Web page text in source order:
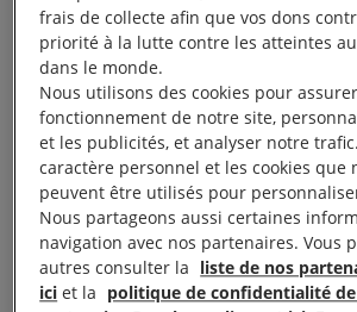
de Martine, 70 ans,
depuis 2007.
frais de collecte afin que vos dons
priorité à la lutte contre les atteintes
dans le monde.
Nous utilisons des cookies pour
fonctionnement de notre site,
et les publicités, et analyser notre
caractère personnel et les cookies que
peuvent être utilisés pour
Nous partageons aussi certaines
navigation avec nos partenaires. Vous
autres consulter la liste de nos
ici et la politique de confidentialité